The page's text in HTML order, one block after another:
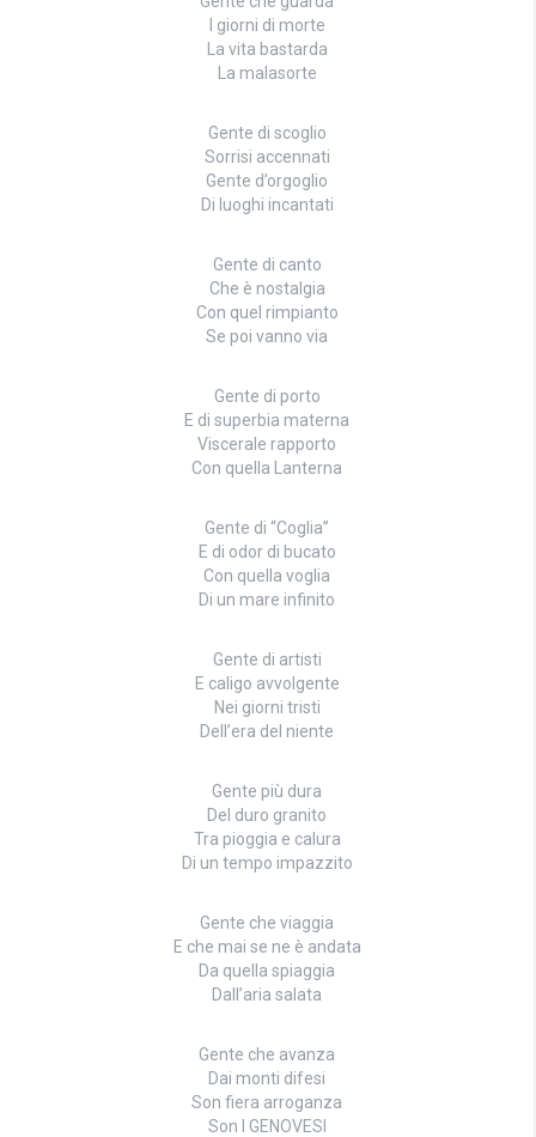
I giorni di morte
La vita bastarda
La malasorte
Gente di scoglio
Sorrisi accennati
Gente d’orgoglio
Di luoghi incantati
Gente di canto
Che è nostalgia
Con quel rimpianto
Se poi vanno via
Gente di porto
E di superbia materna
Viscerale rapporto
Con quella Lanterna
Gente di “Coglia”
E di odor di bucato
Con quella voglia
Di un mare infinito
Gente di artisti
E caligo avvolgente
Nei giorni tristi
Dell’era del niente
Gente più dura
Del duro granito
Tra pioggia e calura
Di un tempo impazzito
Gente che viaggia
E che mai se ne è andata
Da quella spiaggia
Dall’aria salata
Gente che avanza
Dai monti difesi
Son fiera arroganza
Son I GENOVESI